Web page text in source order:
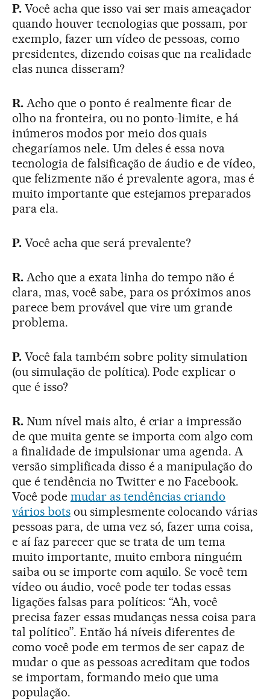
P.Você acha que isso vai ser mais ameaçador
quando houver tecnologias que possam, por
exemplo, fazer um vídeo de pessoas, como
presidentes, dizendo coisas que na realidade
elas nunca disseram?
R.Acho que o ponto é realmente ficar de
olho na fronteira, ou no ponto-limite, e há
inúmeros modos por meio dos quais
chegaríamos nele. Um deles é essa nova
tecnologia de falsificação de áudio e de vídeo,
que felizmente não é prevalente agora, mas é
muito importante que estejamos preparados
para ela.
P.Você acha que será prevalente?
R.Acho que a exata linha do tempo não é
clara, mas, você sabe, para os próximos anos
parece bem provável que vire um grande
problema.
P.Você fala também sobre polity simulation
(ou simulação de política). Pode explicar o
que é isso?
R.Num nível mais alto, é criar a impressão
de que muita gente se importa com algo com
a finalidade de impulsionar uma agenda. A
versão simplificada disso é a manipulação do
que é tendência no Twitter e no Facebook.
Você pode mudar as tendências criando
vários botsou simplesmente colocando várias
pessoas para, de uma vez só, fazer uma coisa,
e aí faz parecer que se trata de um tema
muito importante, muito embora ninguém
saiba ou se importe com aquilo. Se você tem
vídeo ou áudio, você pode ter todas essas
ligações falsas para políticos: “Ah, você
precisa fazer essas mudanças nessa coisa para
tal político”. Então há níveis diferentes de
como você pode em termos de ser capaz de
mudar o que as pessoas acreditam que todos
se importam, formando meio que uma
população.